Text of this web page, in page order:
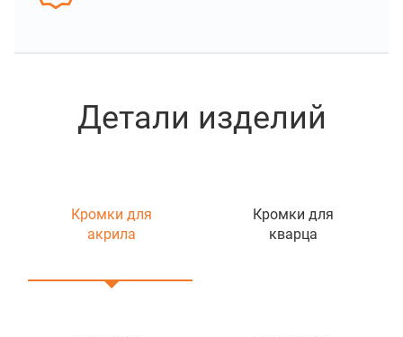
Детали изделий
Кромки для
акрила
Кромки для
кварца